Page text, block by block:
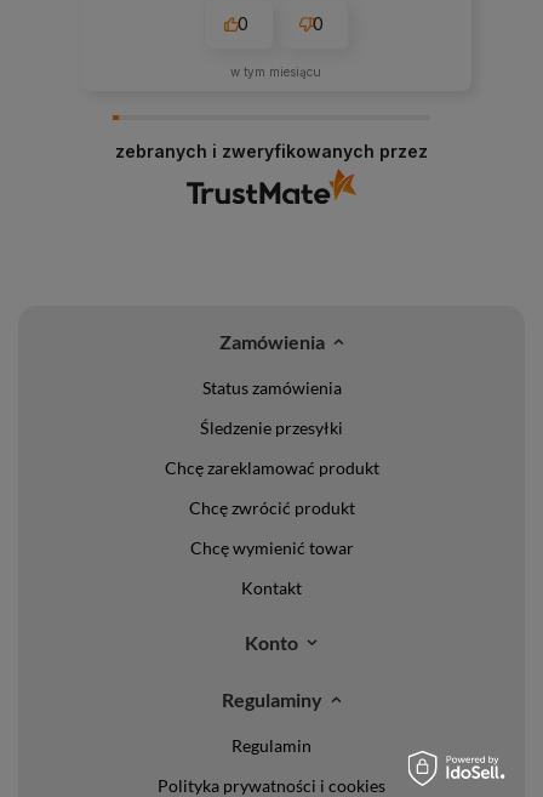
0 0
w tym miesiącu
zebranych i zweryfikowanych przez
Zamówienia
Status zamówienia
Śledzenie przesyłki
Chcę zareklamować produkt
Chcę zwrócić produkt
Chcę wymienić towar
Kontakt
Konto
Regulaminy
Regulamin
Polityka prywatności i cookies